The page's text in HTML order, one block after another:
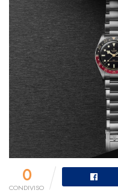
0
CONDIVISO